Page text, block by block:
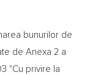
bunurilor de
de Anexa 2 a
"Cu privire la